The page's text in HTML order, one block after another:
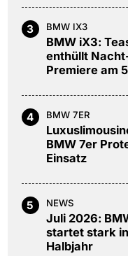
3 BMW IX3
BMW iX3:
enthüllt
Premiere am
4 BMW 7ER
BMW 7er
Einsatz
5 NEWS
Juli 2026:
startet stark
Halbjahr